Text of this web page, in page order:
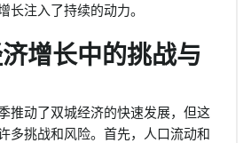
长注入了持续的动力。
增长中的挑战与
推动了双城经济的快速发展，但这
多挑战和风险。首先，人口流动和